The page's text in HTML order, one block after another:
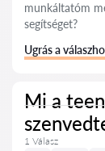
munkáltatóm
segítséget?
Ugrás a
Mi a
1 Válasz